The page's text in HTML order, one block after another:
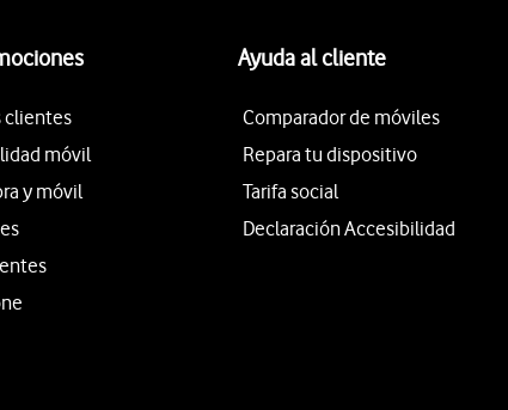
clientes
móvil
y móvil
Ayuda al cliente
Comparador de móviles
Repara tu dispositivo
Tarifa social
Declaración Accesibilidad